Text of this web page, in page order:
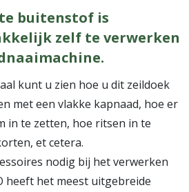
buitenstof is
zelf te verwerken
kunt u zien hoe u dit zeildoek
met een vlakke kapnaad, hoe er
in te zetten, hoe ritsen in te
et cetera.
nodig bij het verwerken
heeft het meest uitgebreide